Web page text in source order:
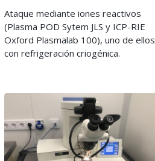
Ataque mediante iones reactivos
(Plasma POD Sytem JLS y ICP-RIE
Oxford Plasmalab 100), uno de ellos
con refrigeración criogénica.